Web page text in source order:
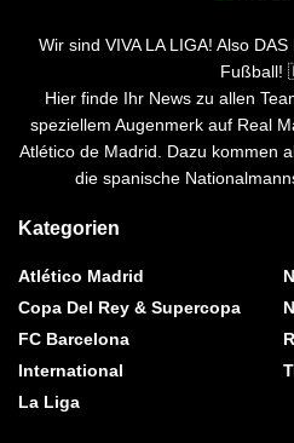
Wir sind VIVA LA LIGA! Also
Hier finde Ihr News zu allen
speziellem Augenmerk auf Real
Atlético de Madrid. Dazu kommen
die spanische
Kategorien
Atlético Madrid
Copa Del Rey & Supercopa
FC Barcelona
International
La Liga